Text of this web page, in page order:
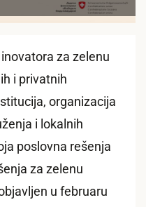
za zelenu
i privatnih
organizacija
i lokalnih
poslovna rešenja
za zelenu
u februaru